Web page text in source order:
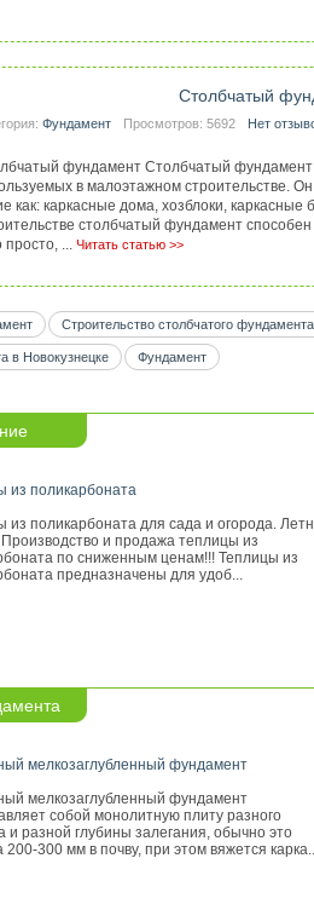
Столбчатый
Фундамент Просмотров: 5692 Нет
фундамент Столбчатый
в малоэтажном строительстве.
как: каркасные дома, хозблоки,
столбчатый фундамент
... Читать статью >>
Строительство столбчатого фундамента
в Новокузнецке Фундамент
из поликарбоната
из поликарбоната для сада и огорода.
Производство и продажа теплицы из
по сниженным ценам!!! Теплицы из
предназначены для удоб...
мелкозаглубленный фундамент
мелкозаглубленный фундамент
собой монолитную плиту разного
и разной глубины залегания, обычно это
200-300 мм в почву, при этом вяжется